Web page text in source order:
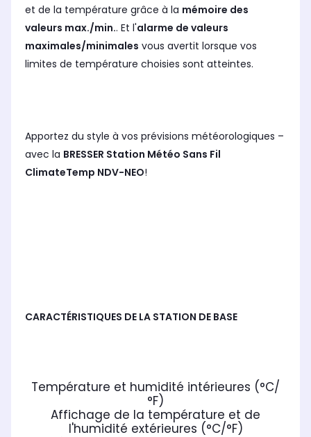
et de la température grâce à la mémoire des
valeurs max./min.. Et l'alarme de valeurs
maximales/minimales vous avertit lorsque vos
limites de température choisies sont atteintes.
Apportez du style à vos prévisions météorologiques –
avec la BRESSER Station Météo Sans Fil
ClimateTemp NDV-NEO!
CARACTÉRISTIQUES DE LA STATION DE BASE
Température et humidité intérieures (°C/
°F)
Affichage de la température et de
l'humidité extérieures (°C/°F)